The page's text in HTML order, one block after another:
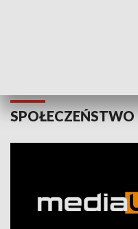
SPOŁECZEŃSTWO